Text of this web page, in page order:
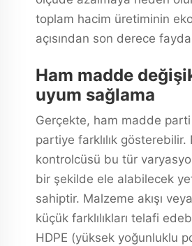
toplam hacim üretiminin
açısından son derece
Ham madde
uyum sağlama
Gerçekte, ham madde
partiye farklılık gösterebilir.
kontrolcüsü bu tür
bir şekilde ele alabilecek
sahiptir. Malzeme akışı
küçük farklılıkları telafi
HDPE (yüksek yoğunluklu